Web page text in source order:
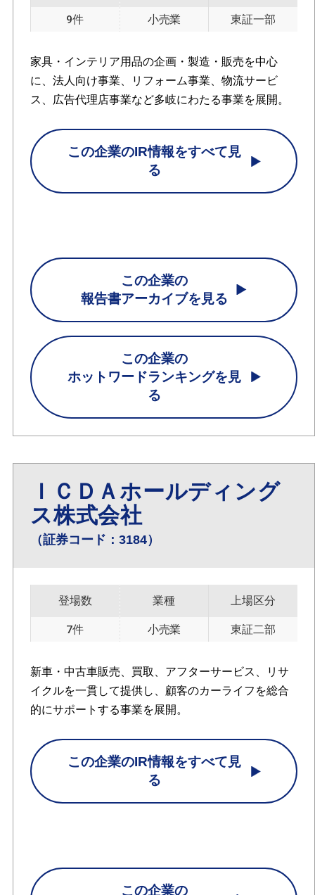
9件 小売業 東証一部
家具・インテリア用品の企画・製造・販売を中心
に、法人向け事業、リフォーム事業、物流サービ
ス、広告代理店事業など多岐にわたる事業を展開。
この企業のIR情報をすべて見
る
この企業の
報告書アーカイブを見る
この企業の
ホットワードランキングを見
る
ＩＣＤＡホールディング
ス株式会社
（証券コード：3184）
登場数
7件
業種
小売業
上場区分
東証二部
新車・中古車販売、買取、アフターサービス、リサ
イクルを一貫して提供し、顧客のカーライフを総合
的にサポートする事業を展開。
この企業のIR情報をすべて見
る
この企業の